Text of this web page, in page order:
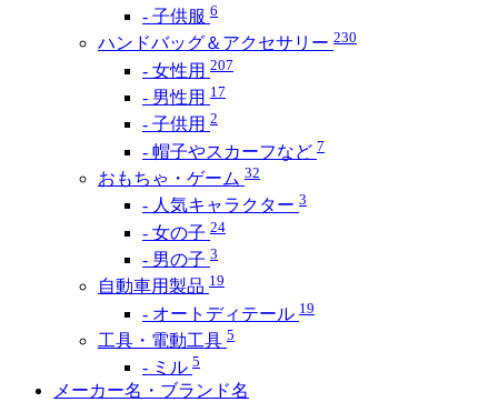
- 子供服 6
ハンドバッグ＆アクセサリー 230
- 女性用 207
- 男性用 17
- 子供用 2
- 帽子やスカーフなど 7
おもちゃ・ゲーム 32
- 人気キャラクター 3
- 女の子 24
- 男の子 3
自動車用製品 19
- オートディテール 19
工具・電動工具 5
- ミル 5
メーカー名・ブランド名